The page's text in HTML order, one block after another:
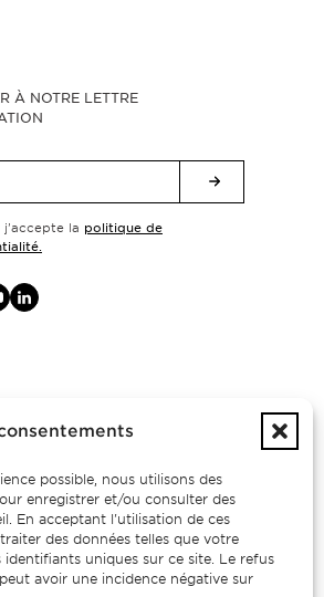
possible, nous utilisons des
enregistrer et/ou consulter des
En acceptant l'utilisation de ces
des données telles que votre
uniques sur ce site. Le refus
avoir une incidence négative sur
À NOTRE LETTRE
j'accepte la politique de